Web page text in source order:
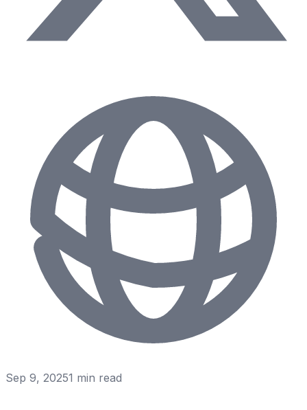
Sep 9, 20251 min read